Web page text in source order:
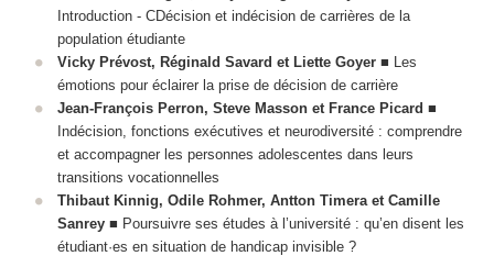
Introduction - CDécision et indécision de carrières de la
population étudiante
Vicky Prévost, Réginald Savard et Liette Goyer■ Les
émotions pour éclairer la prise de décision de carrière
Jean-François Perron, Steve Masson et France Picard ■
Indécision, fonctions exécutives et neurodiversité : comprendre
et accompagner les personnes adolescentes dans leurs
transitions vocationnelles
Thibaut Kinnig, Odile Rohmer, Antton Timera et Camille
Sanrey■ Poursuivre ses études à l’université : qu’en disent les
étudiant·es en situation de handicap invisible ?